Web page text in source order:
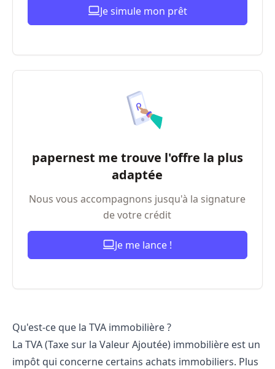
Je simule mon prêt
papernest me trouve l'offre la plus
adaptée
Nous vous accompagnons jusqu'à la signature
de votre crédit
Je me lance !
Qu'est-ce que la TVA immobilière ?
La TVA (Taxe sur la Valeur Ajoutée) immobilière est un
impôt qui concerne certains achats immobiliers. Plus